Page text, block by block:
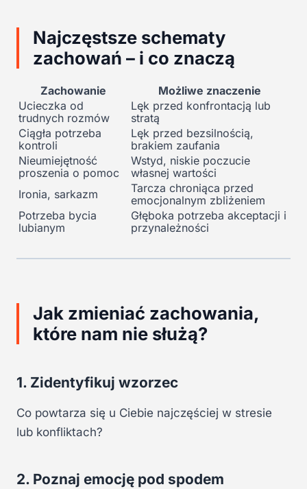
Najczęstsze schematy
zachowań – i co znaczą
Zachowanie
Możliwe znaczenie
Ucieczka od
trudnych rozmów
Lęk przed konfrontacją lub
stratą
Ciągła potrzeba
kontroli
Lęk przed bezsilnością,
brakiem zaufania
Nieumiejętność
proszenia o pomoc
Wstyd, niskie poczucie
własnej wartości
Ironia, sarkazm
Tarcza chroniąca przed
emocjonalnym zbliżeniem
Potrzeba bycia
lubianym
Głęboka potrzeba akceptacji i
przynależności
Jak zmieniać zachowania,
które nam nie służą?
1. Zidentyfikuj wzorzec
Co powtarza się u Ciebie najczęściej w stresie
lub konfliktach?
2. Poznaj emocję pod spodem